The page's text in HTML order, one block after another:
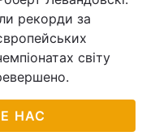
рекорди за
світу
НАС